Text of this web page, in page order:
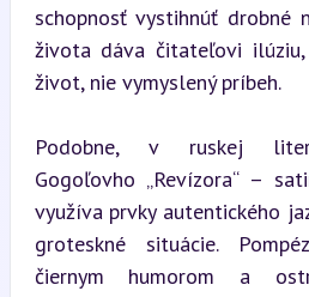
schopnosť vystihnúť drobné
života dáva čitateľovi
život, nie vymyslený príbeh.
Podobne, v ruskej
Gogoľovho „Revízora“ –
využíva prvky autentického
groteskné situácie.
čiernym humorom a